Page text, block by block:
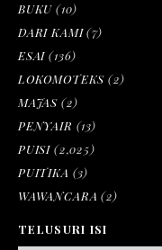
BUKU (10)
DARI KAMI(7)
ESAI (136)
LOKOMOTEKS (2)
MAJAS (2)
PENYAIR (13)
PUISI (2,025)
PUITIKA (3)
WAWANCARA (2)
TELUSURI ISI